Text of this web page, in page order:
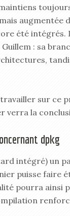
augmentée
été intégrés.
: sa
travailler sur ce
verra la
dpkg
intégré) un
puisse faire
pourra ainsi